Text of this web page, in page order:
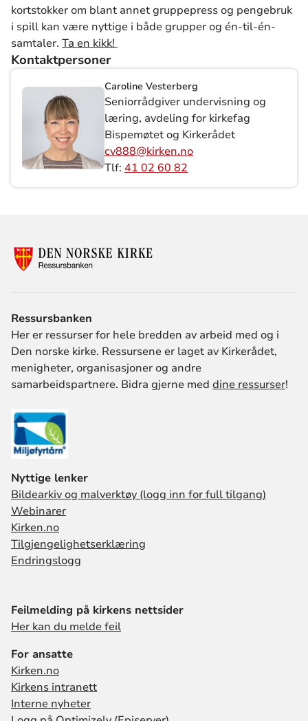
kortstokker om blant annet gruppepress og pengebruk
i spill kan være nyttige i både grupper og én-til-én-
samtaler. Ta en kikk!
Kontaktpersoner
Caroline Vesterberg
Seniorrådgiver undervisning og
læring, avdeling for kirkefag
Bispemøtet og Kirkerådet
cv888@kirken.no
Tlf: 41 02 60 82
Ressursbanken
Her er ressurser for hele bredden av arbeid med og i
Den norske kirke. Ressursene er laget av Kirkerådet,
menigheter, organisasjoner og andre
samarbeidspartnere. Bidra gjerne med dine ressurser!
Nyttige lenker
Bildearkiv og malverktøy (logg inn for full tilgang)
Webinarer
Kirken.no
Tilgjengelighetserklæring
Endringslogg
Feilmelding på kirkens nettsider
Her kan du melde feil
For ansatte
Kirken.no
Kirkens intranett
Interne nyheter